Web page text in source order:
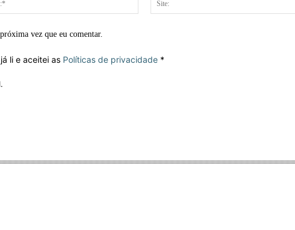
mail:*
vez que eu comentar.
li e aceitei as Políticas de privacidade *